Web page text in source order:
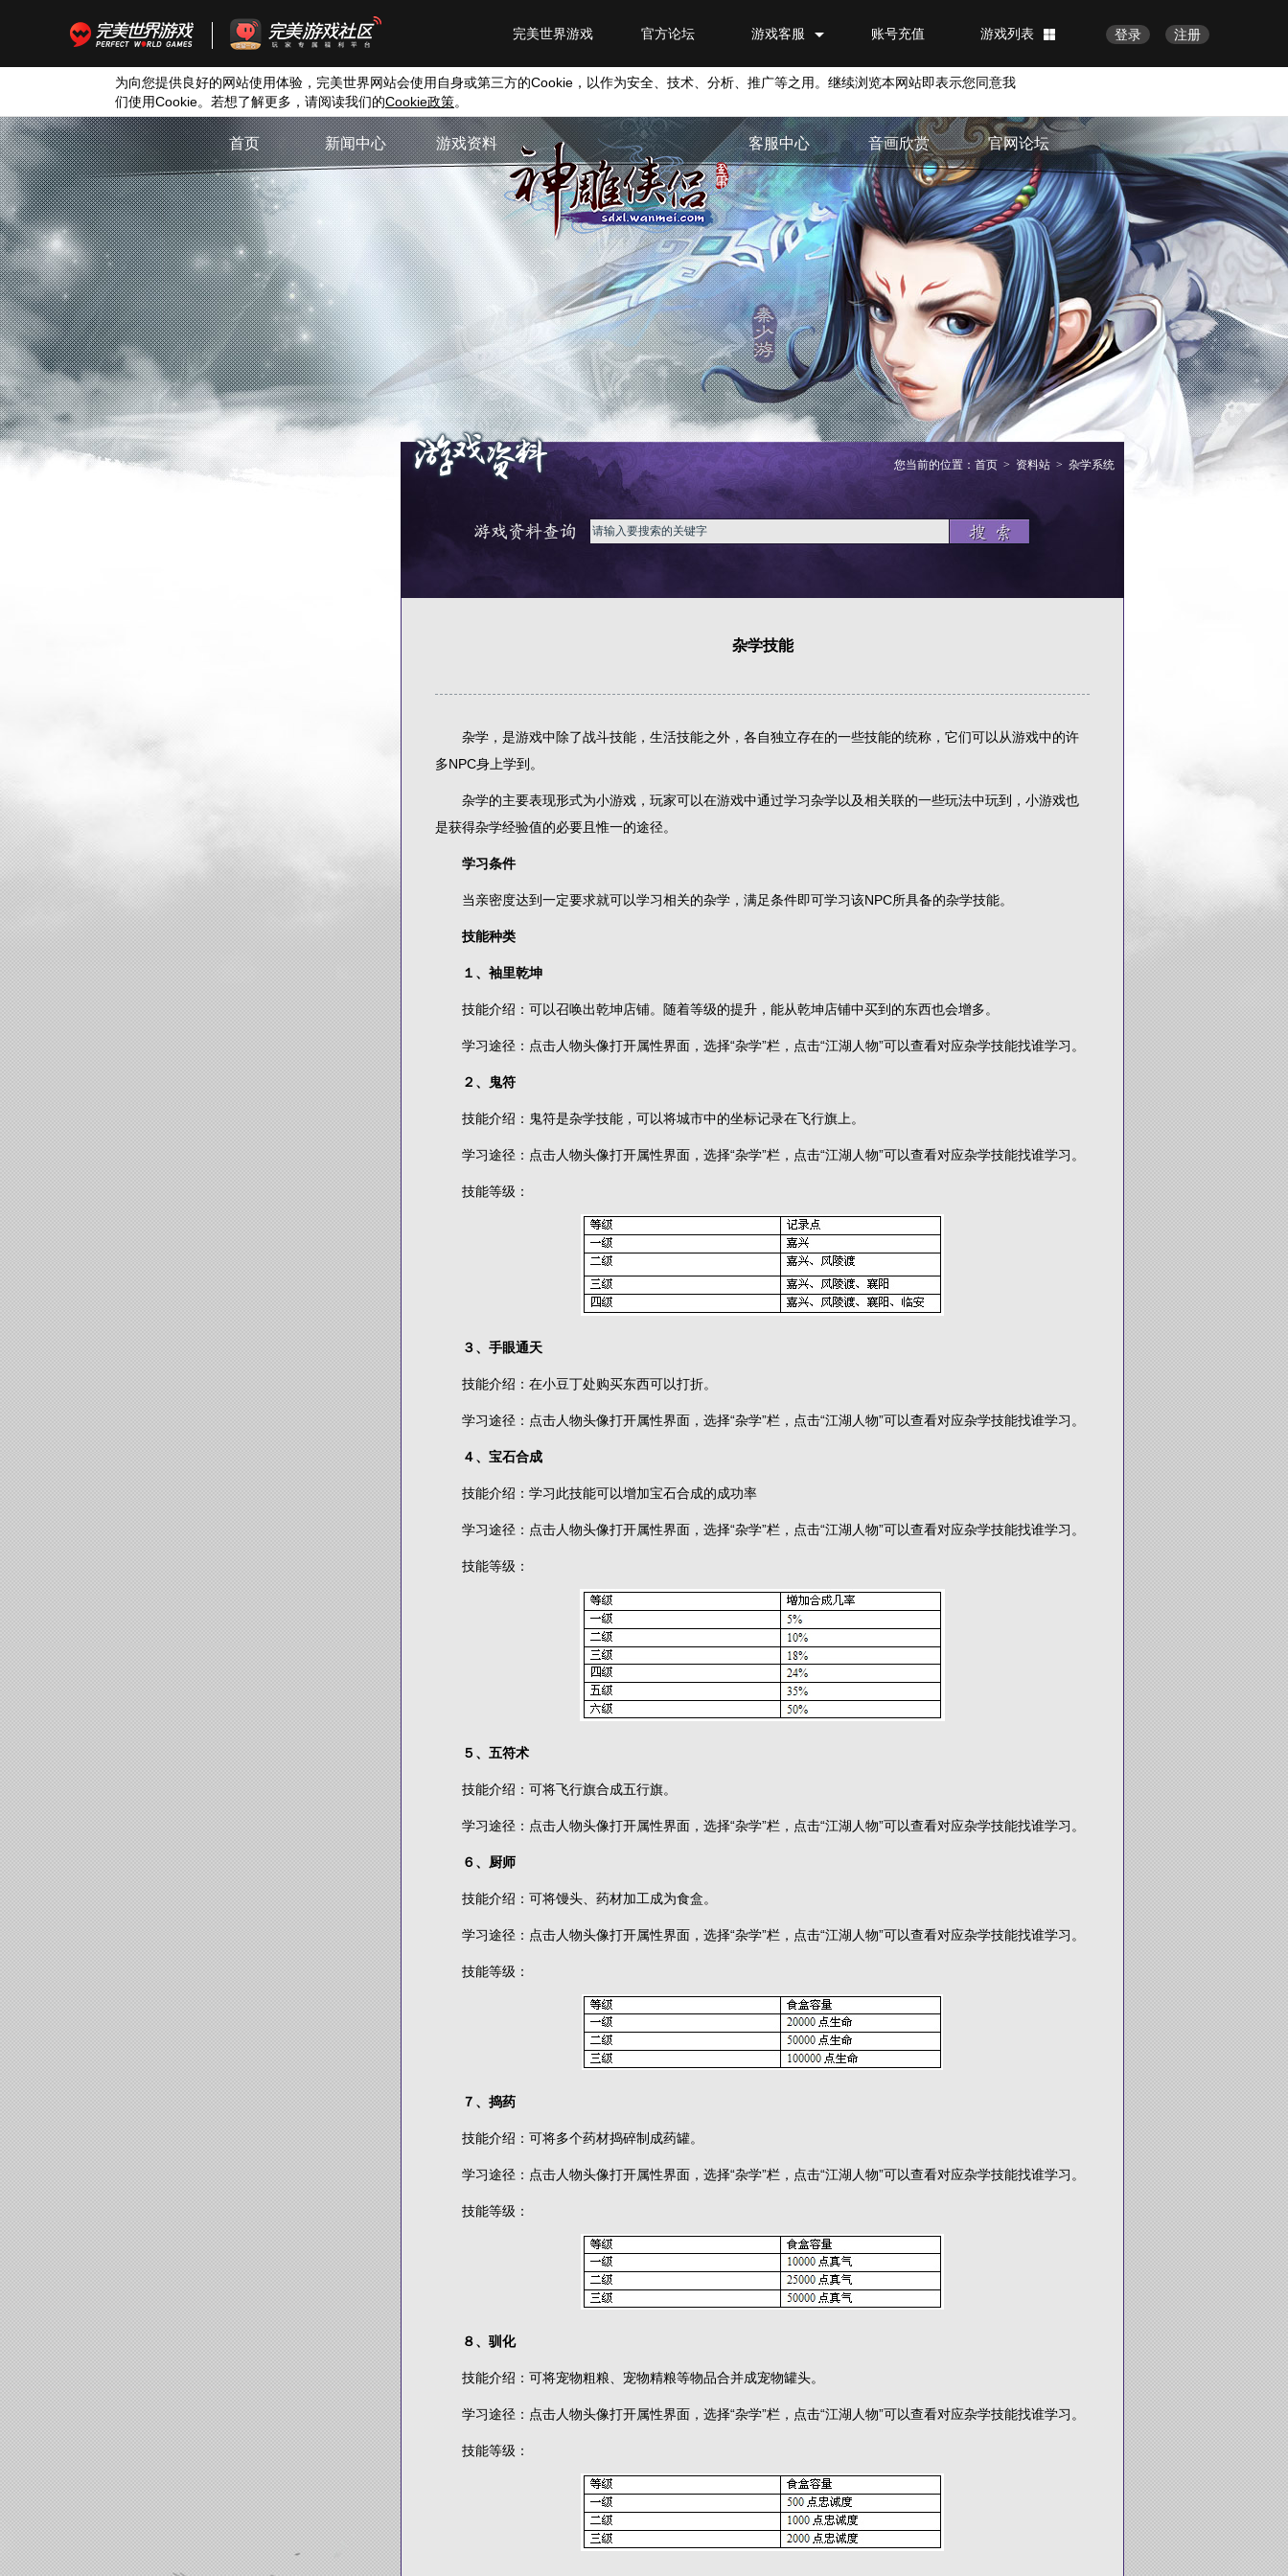
注册
登录
游戏列表
账号充值
游戏客服
官方论坛
完美世界游戏
为向您提供良好的网站使用体验，完美世界网站会使用自身或第三方的Cookie ，以作为安全、技术、分析、推广等之用。继续浏览本网站即表示您同意我
们使用Cookie。若想了解更多，请阅读我们的Cookie政策。
首页 新闻中心 游戏资料 客服中心 音画欣赏 官网论坛
您当前的位置： 首页 > 资料站 > 杂学系统
杂学技能
杂学，是游戏中除了战斗技能，生活技能之外，各自独立存在的一些技能的统称，它们可以从游戏中的许
多NPC身上学到。
杂学的主要表现形式为小游戏，玩家可以在游戏中通过学习杂学以及相关联的一些玩法中玩到，小游戏也
是获得杂学经验值的必要且惟一的途径。
学习条件
当亲密度达到一定要求就可以学习相关的杂学，满足条件即可学习该NPC所具备的杂学技能。
技能种类
１、袖里乾坤
技能介绍：可以召唤出乾坤店铺。随着等级的提升，能从乾坤店铺中买到的东西也会增多。
学习途径：点击人物头像打开属性界面，选择“杂学”栏，点击“江湖人物”可以查看对应杂学技能找谁学习。
２、鬼符
技能介绍：鬼符是杂学技能，可以将城市中的坐标记录在飞行旗上。
学习途径：点击人物头像打开属性界面，选择“杂学”栏，点击“江湖人物”可以查看对应杂学技能找谁学习。
技能等级：
３、手眼通天
技能介绍：在小豆丁处购买东西可以打折。
学习途径：点击人物头像打开属性界面，选择“杂学”栏，点击“江湖人物”可以查看对应杂学技能找谁学习。
４、宝石合成
技能介绍：学习此技能可以增加宝石合成的成功率
学习途径：点击人物头像打开属性界面，选择“杂学”栏，点击“江湖人物”可以查看对应杂学技能找谁学习。
技能等级：
５、五符术
技能介绍：可将飞行旗合成五行旗。
学习途径：点击人物头像打开属性界面，选择“杂学”栏，点击“江湖人物”可以查看对应杂学技能找谁学习。
６、厨师
技能介绍：可将馒头、药材加工成为食盒。
学习途径：点击人物头像打开属性界面，选择“杂学”栏，点击“江湖人物”可以查看对应杂学技能找谁学习。
技能等级：
７、捣药
技能介绍：可将多个药材捣碎制成药罐。
学习途径：点击人物头像打开属性界面，选择“杂学”栏，点击“江湖人物”可以查看对应杂学技能找谁学习。
技能等级：
８、驯化
技能介绍：可将宠物粗粮、宠物精粮等物品合并成宠物罐头。
学习途径：点击人物头像打开属性界面，选择“杂学”栏，点击“江湖人物”可以查看对应杂学技能找谁学习。
技能等级：